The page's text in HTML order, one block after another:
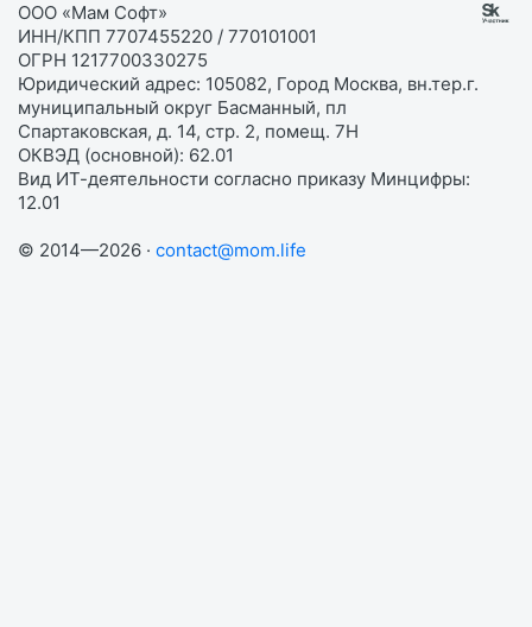
ООО «Мам Софт»
ИНН/КПП 7707455220 / 770101001
ОГРН 1217700330275
Юридический адрес: 105082, Город Москва, вн.тер.г.
муниципальный округ Басманный, пл
Спартаковская, д. 14, стр. 2, помещ. 7Н
ОКВЭД (основной): 62.01
Вид ИТ-деятельности согласно приказу Минцифры:
12.01
© 2014—2026 · contact@mom.life